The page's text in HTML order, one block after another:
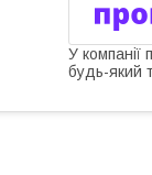
У компанії
будь-який